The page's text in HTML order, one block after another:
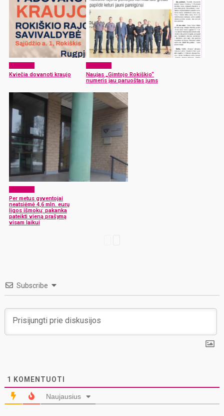
Kviečia dovanoti kraujo
Naujas „Gimtojo Rokiškio“
numeris jau paruoštas jums
Per metus gyventojai
neatsiėmė 4,6 mln. eurų
ligos išmokų: pakanka
pateikti vieną prašymą
visam laikui
Subscribe
1 KOMENTUOTI
Naujausius